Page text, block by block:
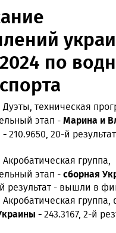
по
техническая
этап -Марина и
-210.9650, 20-й
группа,
этап -сборная
й результат - вышли в
группа,
-243.3167, 2-й